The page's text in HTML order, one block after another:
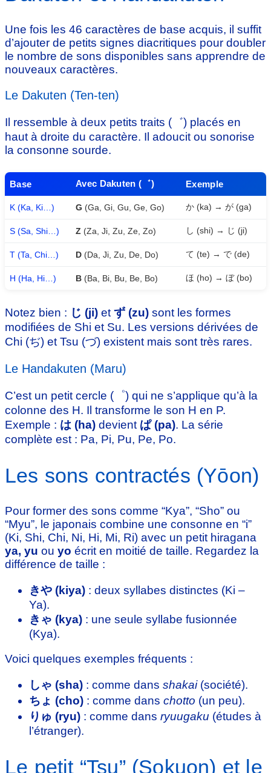
Une fois les 46 caractères de base acquis, il suffit
d’ajouter de petits signes diacritiques pour doubler
le nombre de sons disponibles sans apprendre de
nouveaux caractères.
Le Dakuten (Ten-ten)
Il ressemble à deux petits traits (゛) placés en
haut à droite du caractère. Il adoucit ou sonorise
la consonne sourde.
Base Avec Dakuten (゛) Exemple
K (Ka, Ki…) G (Ga, Gi, Gu, Ge, Go) か (ka) → が (ga)
S (Sa, Shi…) Z (Za, Ji, Zu, Ze, Zo) し (shi) → じ (ji)
T (Ta, Chi…) D (Da, Ji, Zu, De, Do) て (te) → で (de)
H (Ha, Hi…) B (Ba, Bi, Bu, Be, Bo) ほ (ho) → ぼ (bo)
Notez bien : じ (ji) et ず (zu) sont les formes
modifiées de Shi et Su. Les versions dérivées de
Chi (ぢ) et Tsu (づ) existent mais sont très rares.
Le Handakuten (Maru)
C’est un petit cercle (゜) qui ne s’applique qu’à la
colonne des H. Il transforme le son H en P.
Exemple : は (ha) devient ぱ (pa). La série
complète est : Pa, Pi, Pu, Pe, Po.
Les sons contractés (Yōon)
Pour former des sons comme “Kya”, “Sho” ou
“Myu”, le japonais combine une consonne en “i”
(Ki, Shi, Chi, Ni, Hi, Mi, Ri) avec un petit hiragana
ya, yu ou yo écrit en moitié de taille. Regardez la
différence de taille :
きや (kiya) : deux syllabes distinctes (Ki –
Ya).
きゃ (kya) : une seule syllabe fusionnée
(Kya).
Voici quelques exemples fréquents :
しゃ (sha) : comme dans shakai(société).
ちょ (cho) : comme dans chotto (un peu).
りゅ (ryu) : comme dans ryuugaku (études à
l’étranger).
Le petit “Tsu” (Sokuon) et le